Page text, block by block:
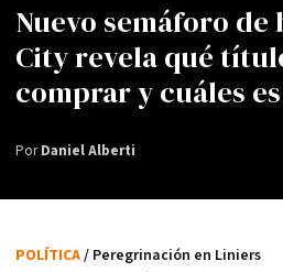
Nuevo semáforo de
City revela qué
comprar y cuáles
PorDaniel Alberti
POLÍTICA/ Peregrinación en Liniers